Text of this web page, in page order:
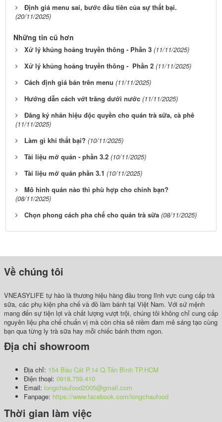
Định giá menu sai, bước đầu tiên của sự thất bại.
(20/11/2025)
Những tin cũ hơn
Xử lý khủng hoảng truyền thông - Phần 3 (11/11/2025)
Xử lý khủng hoảng truyền thông - Phần 2 (11/11/2025)
Cách định giá bán trên menu (11/11/2025)
Hướng dẫn cách vớt trăng dưới nước (11/11/2025)
Đăng ký nhãn hiệu độc quyền cho quán trà sữa, cà phê
(11/11/2025)
Làm gì khi thất bại? (10/11/2025)
Tài liệu mở quán - phần 3.2 (10/11/2025)
Tài liệu mở quán phần 3.1 (10/11/2025)
Mô hình quán nào thì phù hợp cho chính bạn?
(08/11/2025)
Chọn phong cách pha chế cho quán trà sữa (08/11/2025)
Về chúng tôi
VNEASYLIFE tự hào là thương hiệu hàng đầu trong lĩnh vực cung cấp trà
sữa, các phụ kiện pha chế và đồ làm bánh tại Việt Nam. Với sứ mệnh
mang đến sự tiện lợi và chất lượng vượt trội, chúng tôi không chỉ cung cấp
nguyên liệu pha chế chuẩn vị mà còn chia sẻ niềm đam mê sáng tạo cùng
bạn qua từng ly trà sữa hay mỗi chiếc bánh thơm ngon.
Địa chỉ showroom
Địa chỉ: 154 Bàu Cát P.14 Q.Tân Bình TP.HCM
Điện thoại: 0918.759.410
Email: longchaufood2005@gmail.com
Fanpage: https://www.facebook.com/longchaufood
Thời gian làm việc